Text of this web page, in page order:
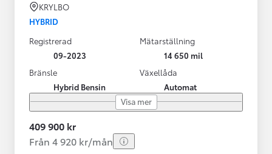
KRYLBO
HYBRID
Registrerad
09-2023
Mätarställning
14 650 mil
Bränsle
Hybrid Bensin
Växellåda
Automat
Visa mer
409 900 kr
Från 4 920 kr/mån